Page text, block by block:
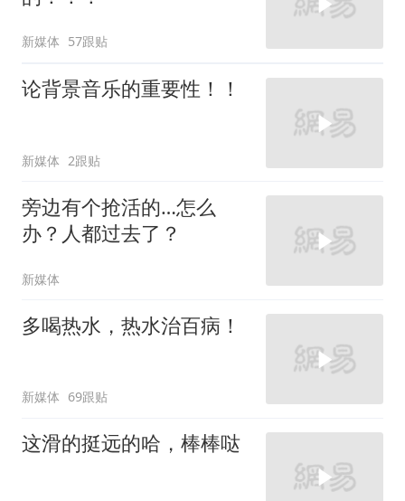
新媒体 57跟贴
论背景音乐的重要性！！
新媒体 2跟贴
旁边有个抢活的…怎么
办？人都过去了？
新媒体
多喝热水，热水治百病！
新媒体 69跟贴
这滑的挺远的哈，棒棒哒